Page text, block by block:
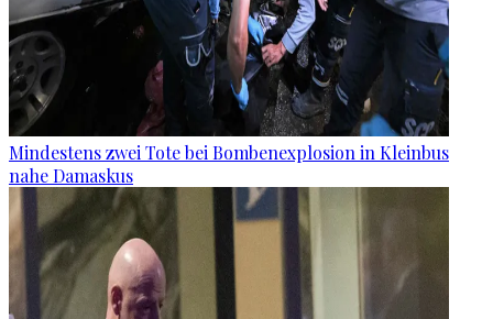
Mindestens zwei Tote bei Bombenexplosion in Kleinbus
nahe Damaskus